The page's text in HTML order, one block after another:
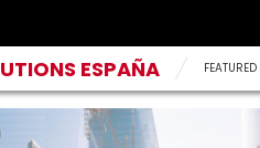
ESPAÑA FEATURED